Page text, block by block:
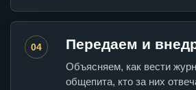
04 Передаем и
Объясняем, как вести
общепита, кто за них